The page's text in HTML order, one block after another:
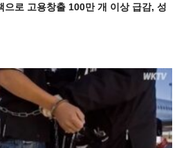
으로 고용창출 100만 개 이상 급감, 성